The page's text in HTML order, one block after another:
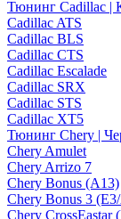
Тюнинг Cadillac |
Cadillac ATS
Cadillac BLS
Cadillac CTS
Cadillac Escalade
Cadillac SRX
Cadillac STS
Cadillac XT5
Тюнинг Chery |
Chery Amulet
Chery Arrizo 7
Chery Bonus (A13)
Chery Bonus 3
Chery CrossEastar